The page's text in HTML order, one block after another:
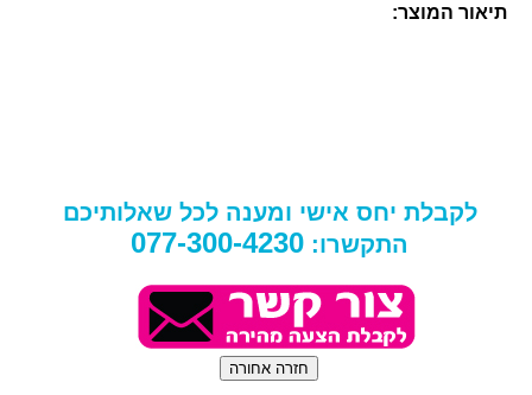
תיאור המוצר:
לקבלת יחס אישי ומענה לכל שאלותיכם
התקשרו: 077-300-4230